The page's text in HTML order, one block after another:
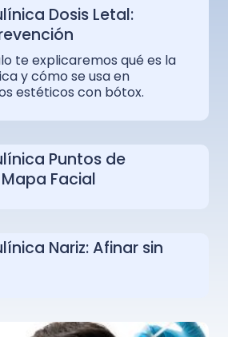
Dosis Letal:
te explicaremos qué es la
y cómo se usa en
estéticos con bótox.
Puntos de
Facial
Nariz: Afinar sin